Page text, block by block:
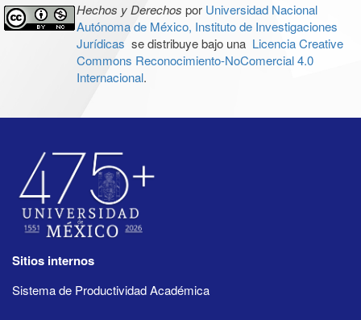
Hechos y Derechos por Universidad Nacional
Autónoma de México, Instituto de Investigaciones
Jurídicas se distribuye bajo una Licencia Creative
Commons Reconocimiento-NoComercial 4.0
Internacional.
Sitios internos
Sistema de Productividad Académica